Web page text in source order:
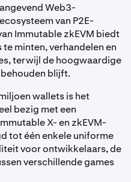
Web3-
van P2E-
Immutable zkEVM biedt
minten, verhandelen en
terwijl de hoogwaardige
blijft.
wallets is het
bezig met een
X- en zkEVM-
tot één enkele uniforme
voor ontwikkelaars, de
verschillende games